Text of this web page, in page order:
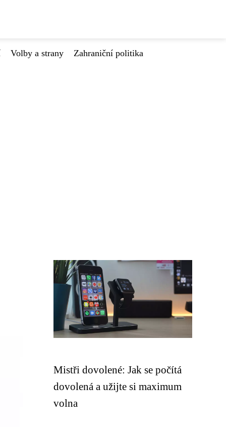
Volby a strany Zahraniční politika
Mistři dovolené: Jak se počítá
dovolená a užijte si maximum
volna